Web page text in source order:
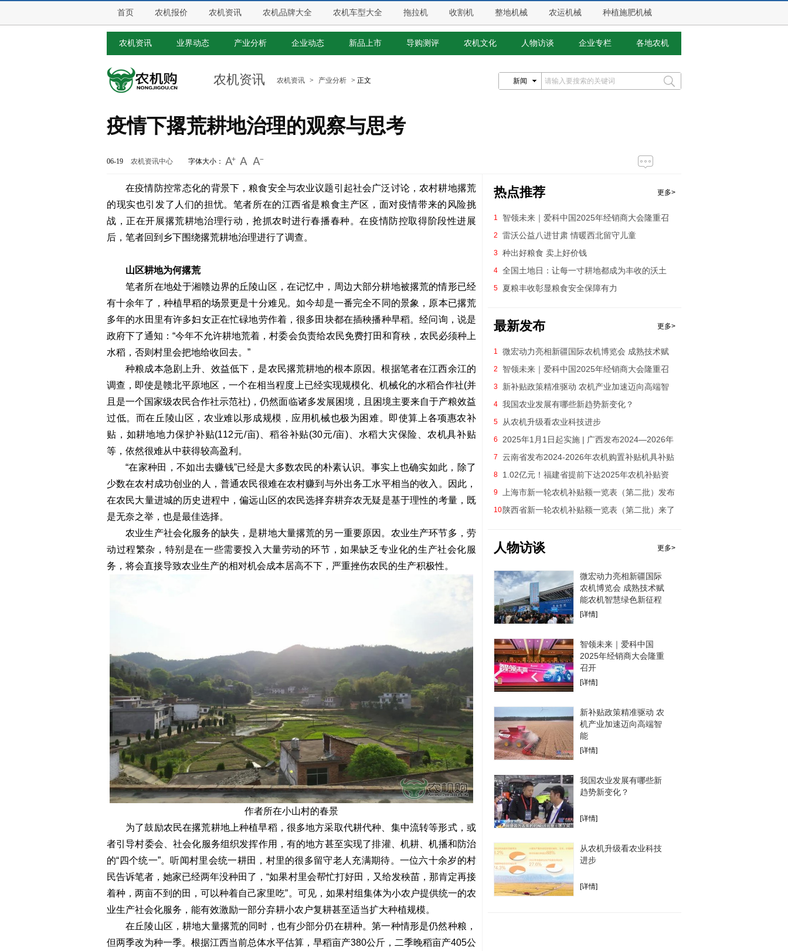
首页 农机报价 农机资讯 农机品牌大全 农机车型大全 拖拉机 收割机 整地机械 农运机械 种植施肥机械
农机资讯 业界动态 产业分析 企业动态 新品上市 导购测评 农机文化 人物访谈 企业专栏 各地农机
农机资讯 农机资讯 > 产业分析 > 正文 新闻
疫情下撂荒耕地治理的观察与思考
06-19 农机资讯中心 字体大小：
在疫情防控常态化的背景下，粮食安全与农业议题引起社会广泛讨论，农村耕地撂荒
的现实也引发了人们的担忧。笔者所在的江西省是粮食主产区，面对疫情带来的风险挑
战，正在开展撂荒耕地治理行动，抢抓农时进行春播春种。在疫情防控取得阶段性进展
后，笔者回到乡下围绕撂荒耕地治理进行了调查。
山区耕地为何撂荒
笔者所在地处于湘赣边界的丘陵山区，在记忆中，周边大部分耕地被撂荒的情形已经
有十余年了，种植早稻的场景更是十分难见。如今却是一番完全不同的景象，原本已撂荒
多年的水田里有许多妇女正在忙碌地劳作着，很多田块都在插秧播种早稻。经问询，说是
政府下了通知：“今年不允许耕地荒着，村委会负责给农民免费打田和育秧，农民必须种上
水稻，否则村里会把地给收回去。”
种粮成本急剧上升、效益低下，是农民撂荒耕地的根本原因。根据笔者在江西余江的
调查，即使是赣北平原地区，一个在相当程度上已经实现规模化、机械化的水稻合作社(并
且是一个国家级农民合作社示范社)，仍然面临诸多发展困境，且困境主要来自于产粮效益
过低。而在丘陵山区，农业难以形成规模，应用机械也极为困难。即使算上各项惠农补
贴，如耕地地力保护补贴(112元/亩)、稻谷补贴(30元/亩)、水稻大灾保险、农机具补贴
等，依然很难从中获得较高盈利。
“在家种田，不如出去赚钱”已经是大多数农民的朴素认识。事实上也确实如此，除了
少数在农村成功创业的人，普通农民很难在农村赚到与外出务工水平相当的收入。因此，
在农民大量进城的历史进程中，偏远山区的农民选择弃耕弃农无疑是基于理性的考量，既
是无奈之举，也是最佳选择。
农业生产社会化服务的缺失，是耕地大量撂荒的另一重要原因。农业生产环节多，劳
动过程繁杂，特别是在一些需要投入大量劳动的环节，如果缺乏专业化的生产社会化服
务，将会直接导致农业生产的相对机会成本居高不下，严重挫伤农民的生产积极性。
作者所在小山村的春景
为了鼓励农民在撂荒耕地上种植早稻，很多地方采取代耕代种、集中流转等形式，或
者引导村委会、社会化服务组织发挥作用，有的地方甚至实现了排灌、机耕、机播和防治
的“四个统一”。听闻村里会统一耕田，村里的很多留守老人充满期待。一位六十余岁的村
民告诉笔者，她家已经两年没种田了，“如果村里会帮忙打好田，又给发秧苗，那肯定再接
着种，两亩不到的田，可以种着自己家里吃”。可见，如果村组集体为小农户提供统一的农
业生产社会化服务，能有效激励一部分弃耕小农户复耕甚至适当扩大种植规模。
在丘陵山区，耕地大量撂荒的同时，也有少部分仍在耕种。第一种情形是仍然种粮，
但两季改为种一季。根据江西当前总体水平估算，早稻亩产380公斤，二季晚稻亩产405公
更多>
热点推荐
1
智领未来｜爱科中国2025年经销商大会隆重召
开
2 雷沃公益八进甘肃 情暖西北留守儿童
3 种出好粮食 卖上好价钱
4 全国土地日：让每一寸耕地都成为丰收的沃土
——我国加强耕地保护推进“藏粮于地”
5 夏粮丰收彰显粮食安全保障有力
更多>
最新发布
1
微宏动力亮相新疆国际农机博览会 成熟技术赋
能农机智慧绿色新征程
2
智领未来｜爱科中国2025年经销商大会隆重召
开
3
新补贴政策精准驱动 农机产业加速迈向高端智
能
4 我国农业发展有哪些新趋势新变化？
5 从农机升级看农业科技进步
6
2025年1月1日起实施 | 广西发布2024—2026年
农机购置与应用补贴机具补贴额一览表（2024年
7
云南省发布2024-2026年农机购置补贴机具补贴
额一览表(第一批)
8
1.02亿元！福建省提前下达2025年农机补贴资
金
9 上海市新一轮农机补贴额一览表（第二批）发布
10 陕西省新一轮农机补贴额一览表（第二批）来了
更多>
人物访谈
微宏动力亮相新疆国际
农机博览会 成熟技术赋
能农机智慧绿色新征程
[详情]
智领未来｜爱科中国
2025年经销商大会隆重
召开
[详情]
新补贴政策精准驱动 农
机产业加速迈向高端智
能
[详情]
我国农业发展有哪些新
趋势新变化？
[详情]
从农机升级看农业科技
进步
[详情]